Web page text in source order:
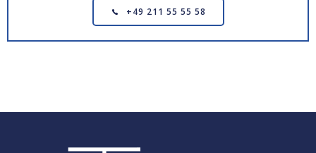
+49 211 55 55 58